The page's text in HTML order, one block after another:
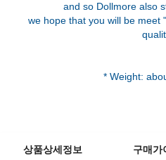
and so Dollmore also
we hope that you will be meet
상품상세정보 구매가